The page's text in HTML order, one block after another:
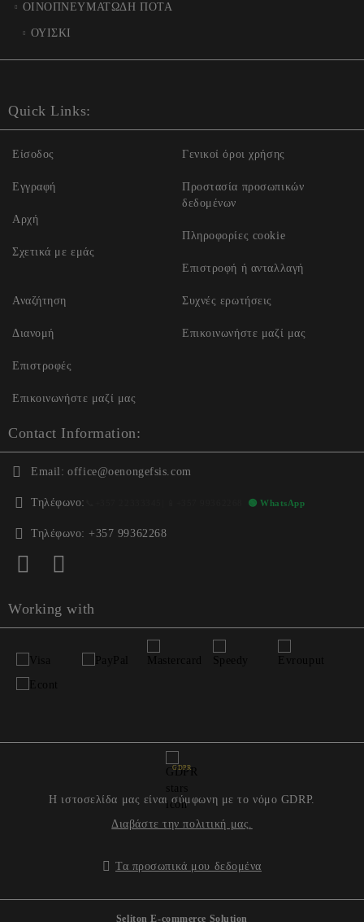
ΟΙΝΟΠΝΕΥΜΑΤΩΔΗ ΠΟΤΑ
ΟΥΙΣΚΙ
Quick Links:
Είσοδος
Εγγραφή
Αρχή
Σχετικά με εμάς
Γενικοί όροι χρήσης
Προστασία προσωπικών
δεδομένων
Πληροφορίες cookie
Επιστροφή ή ανταλλαγή
Αναζήτηση
Διανομή
Επιστροφές
Επικοινωνήστε μαζί μας
Συχνές ερωτήσεις
Επικοινωνήστε μαζί μας
Contact Information:
Email: office@oenongefsis.com
Τηλέφωνο: 🟢 WhatsApp
Τηλέφωνο: +357 99362268
Working with
GDPR
Η ιστοσελίδα μας είναι σύμφωνη με το νόμο GDRP.
Διαβάστε την πολιτική μας.
Τα προσωπικά μου δεδομένα
Seliton E-commerce Solution